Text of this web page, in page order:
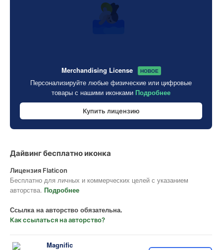
Merchandising License НОВОЕ
Персонализируйте любые физические или цифровые
товары с нашими иконками Подробнее
Купить лицензию
Дайвинг бесплатно иконка
Лицензия Flaticon
Бесплатно для личных и коммерческих целей с указанием
авторства. Подробнее
Ссылка на авторство обязательна.
Как ссылаться на авторство?
Magnific